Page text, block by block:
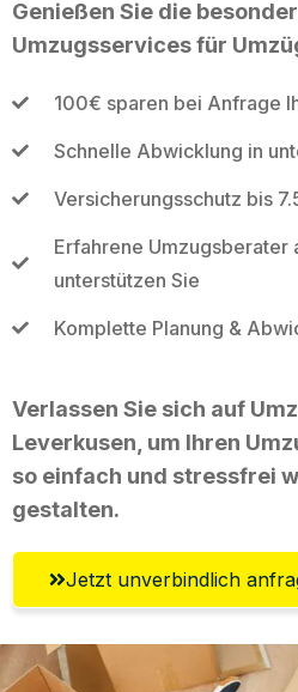
Genießen Sie die
Umzugsservices für
100€ sparen bei Anfrage
Schnelle Abwicklung in
Versicherungsschutz bis
Erfahrene Umzugsberater
unterstützen Sie
Komplette Planung &
Verlassen Sie sich auf
Leverkusen, um Ihren
so einfach und stressfrei
gestalten.
Jetzt unverbindlich